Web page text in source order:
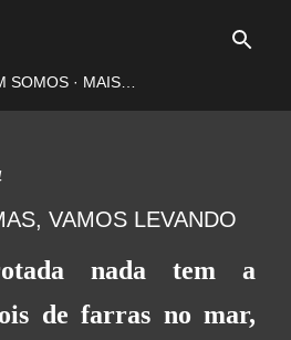
SOMOS MAIS…
VAMOS LEVANDO
nada tem a
de farras no mar,